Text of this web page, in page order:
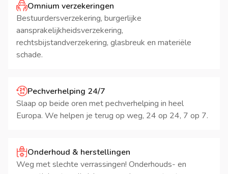
Omnium verzekeringen
Bestuurdersverzekering, burgerlijke
aansprakelijkheidsverzekering,
rechtsbijstandverzekering, glasbreuk en materiële
schade.
Pechverhelping 24/7
Slaap op beide oren met pechverhelping in heel
Europa. We helpen je terug op weg, 24 op 24, 7 op 7.
Onderhoud & herstellingen
Weg met slechte verrassingen! Onderhouds- en